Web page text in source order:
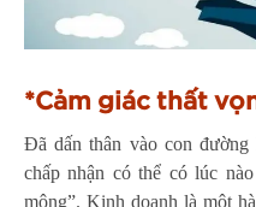
*Cảm giác thất
Đã dấn thân vào con đường
chấp nhận có thể có lúc
mộng”. Kinh doanh là một